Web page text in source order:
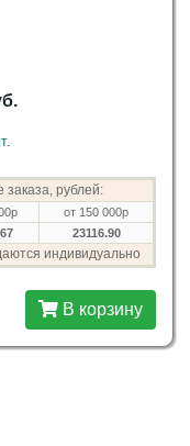
рублей:
от 150 000р
23116.90
индивидуально
В корзину